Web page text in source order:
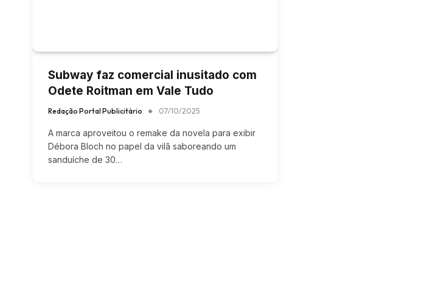
Subway faz comercial inusitado com
Odete Roitman em Vale Tudo
Redação Portal Publicitário 07/10/2025
A marca aproveitou o remake da novela para exibir
Débora Bloch no papel da vilã saboreando um
sanduíche de 30…